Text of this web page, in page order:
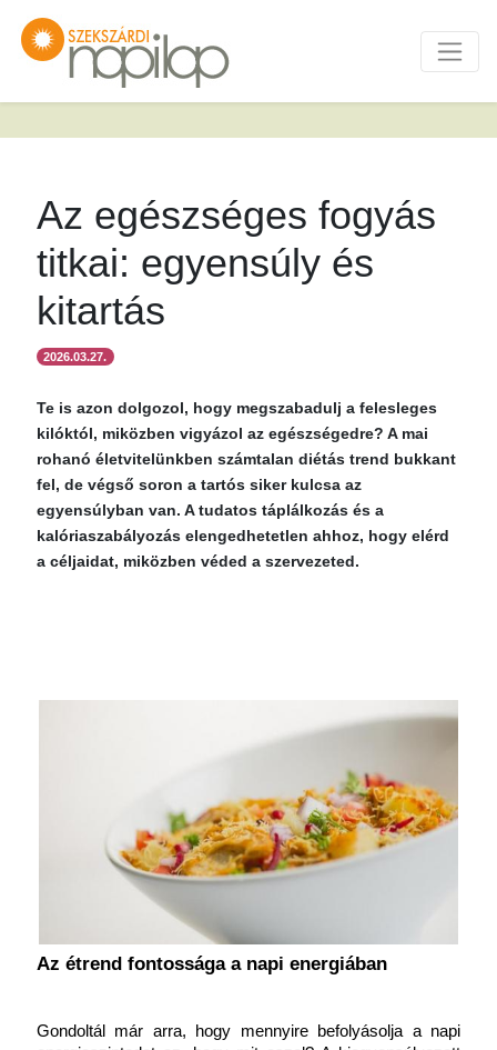
Az egészséges fogyás
titkai: egyensúly és
kitartás
2026.03.27.
Te is azon dolgozol, hogy megszabadulj a felesleges
kilóktól, miközben vigyázol az egészségedre? A mai
rohanó életvitelünkben számtalan diétás trend bukkant
fel, de végső soron a tartós siker kulcsa az
egyensúlyban van. A tudatos táplálkozás és a
kalóriaszabályozás elengedhetetlen ahhoz, hogy elérd
a céljaidat, miközben véded a szervezeted.
Az étrend fontossága a napi energiában
Gondoltál már arra, hogy mennyire befolyásolja a napi